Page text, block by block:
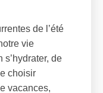
de l’été
vie
s’hydrater, de
choisir
vacances,